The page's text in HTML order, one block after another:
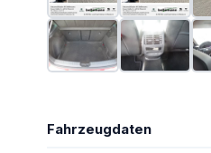
Fahrzeugdaten